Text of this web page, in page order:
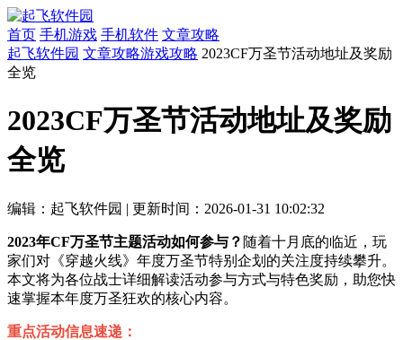
首页 手机游戏 手机软件 文章攻略
起飞软件园 文章攻略游戏攻略 2023CF万圣节活动地址及奖励
全览
2023CF万圣节活动地址及奖励
全览
编辑：起飞软件园 | 更新时间：2026-01-31 10:02:32
2023年CF万圣节主题活动如何参与？ 随着十月底的临近，玩
家们对《穿越火线》年度万圣节特别企划的关注度持续攀升。
本文将为各位战士详细解读活动参与方式与特色奖励，助您快
速掌握本年度万圣狂欢的核心内容。
重点活动信息速递：